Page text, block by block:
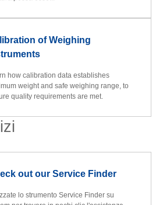
of Weighing
how calibration data establishes
weight and safe weighing range, to
quality requirements are met.
out our Service Finder
lo strumento Service Finder su